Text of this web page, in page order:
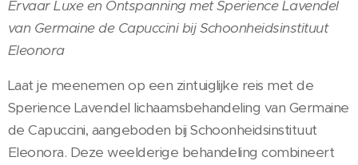
Ervaar Luxe en Ontspanning met Sperience Lavendel
van Germaine de Capuccini bij Schoonheidsinstituut
Eleonora
Laat je meenemen op een zintuiglijke reis met de
Sperience Lavendel lichaamsbehandeling van Germaine
de Capuccini, aangeboden bij Schoonheidsinstituut
Eleonora. Deze weelderige behandeling combineert